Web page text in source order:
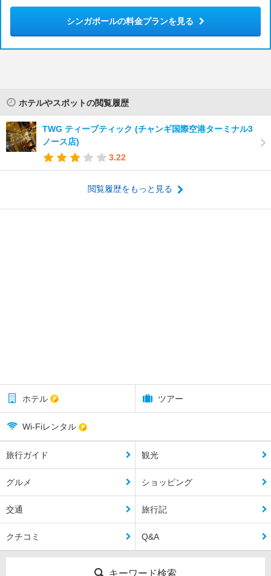
シンガポールの料金プランを見る
ホテルやスポットの閲覧履歴
TWG ティーブティック (チャンギ国際空港ターミナル3
ノース店)
3.22
閲覧履歴をもっと見る
ホテル ツアー
Wi-Fiレンタル
旅行ガイド 観光
グルメ ショッピング
交通 旅行記
クチコミ Q&A
キーワード検索